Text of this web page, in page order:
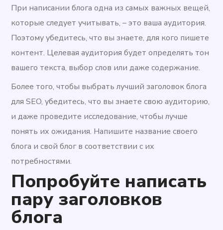
При написании блога одна из самых важных вещей,
которые следует учитывать, – это ваша аудитория.
Поэтому убедитесь, что вы знаете, для кого пишете
контент. Целевая аудитория будет определять тон
вашего текста, выбор слов или даже содержание.
Более того, чтобы выбрать лучший заголовок блога
для SEO, убедитесь, что вы знаете свою аудиторию,
и даже проведите исследование, чтобы лучше
понять их ожидания. Напишите название своего
блога и свой блог в соответствии с их
потребностями.
Попробуйте написать
пару заголовков
блога